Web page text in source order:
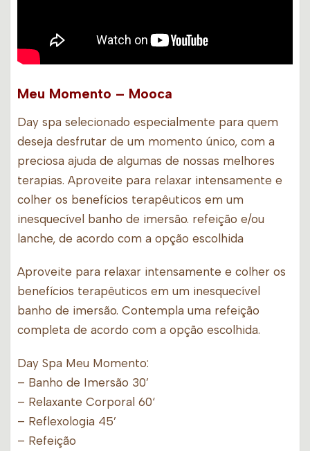
Meu Momento – Mooca
Day spa selecionado especialmente para quem
deseja desfrutar de um momento único, com a
preciosa ajuda de algumas de nossas melhores
terapias. Aproveite para relaxar intensamente e
colher os benefícios terapêuticos em um
inesquecível banho de imersão. refeição e/ou
lanche, de acordo com a opção escolhida
Aproveite para relaxar intensamente e colher os
benefícios terapêuticos em um inesquecível
banho de imersão. Contempla uma refeição
completa de acordo com a opção escolhida.
Day Spa Meu Momento:
– Banho de Imersão 30’
– Relaxante Corporal 60‘
– Reflexologia 45’
– Refeição